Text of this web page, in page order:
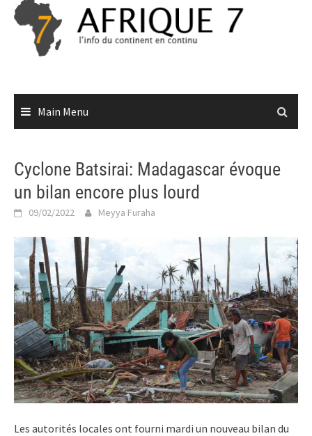
Skip
content
Main Menu
Cyclone Batsirai: Madagascar évoque
un bilan encore plus lourd
09/02/2022 Meyya Furaha
Les autorités locales ont fourni mardi un nouveau bilan du